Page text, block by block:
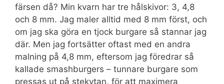
färsen då? Min kvarn har tre hålskivor: 3, 4,8
och 8 mm. Jag maler alltid med 8 mm först, och
om jag ska göra en tjock burgare så stannar jag
där. Men jag fortsätter oftast med en andra
malning på 4,8 mm, eftersom jag föredrar så
kallade smashburgers – tunnare burgare som
pressas ut på stekytan, för att maximera